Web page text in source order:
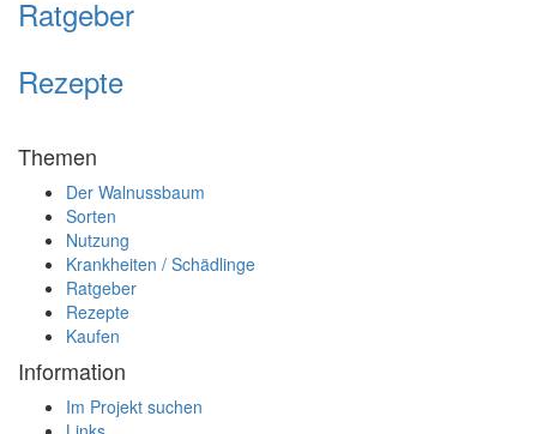
Ratgeber
Rezepte
Themen
Der Walnussbaum
Sorten
Nutzung
Krankheiten / Schädlinge
Ratgeber
Rezepte
Kaufen
Information
Im Projekt suchen